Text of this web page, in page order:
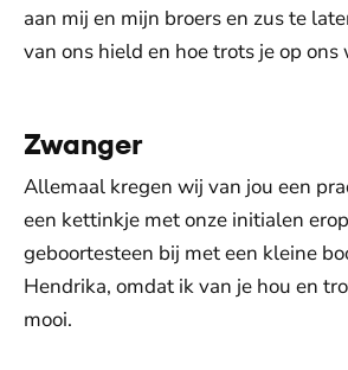
aan mij en mijn broers en zus te
van ons hield en hoe trots je op ons
Zwanger
Allemaal kregen wij van jou een
een kettinkje met onze initialen
geboortesteen bij met een kleine
Hendrika, omdat ik van je hou en
mooi.